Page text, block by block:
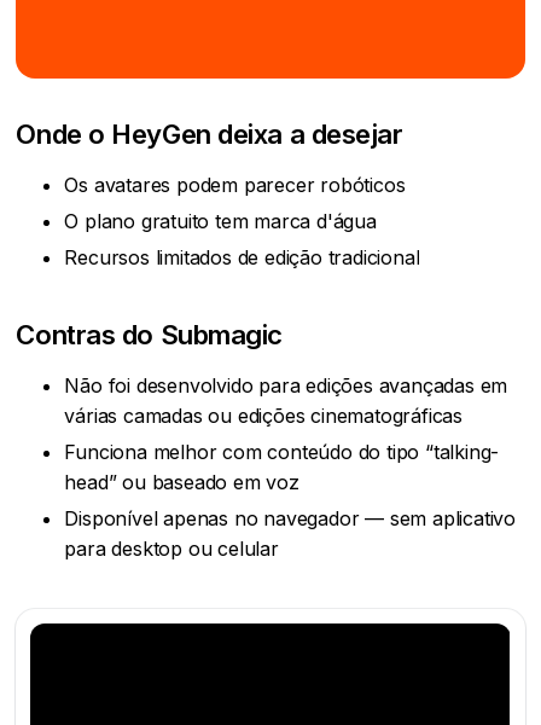
Onde o HeyGen deixa a desejar
Os avatares podem parecer robóticos
O plano gratuito tem marca d'água
Recursos limitados de edição tradicional
Contras do Submagic
Não foi desenvolvido para edições avançadas em
várias camadas ou edições cinematográficas
Funciona melhor com conteúdo do tipo “talking-
head” ou baseado em voz
Disponível apenas no navegador — sem aplicativo
para desktop ou celular